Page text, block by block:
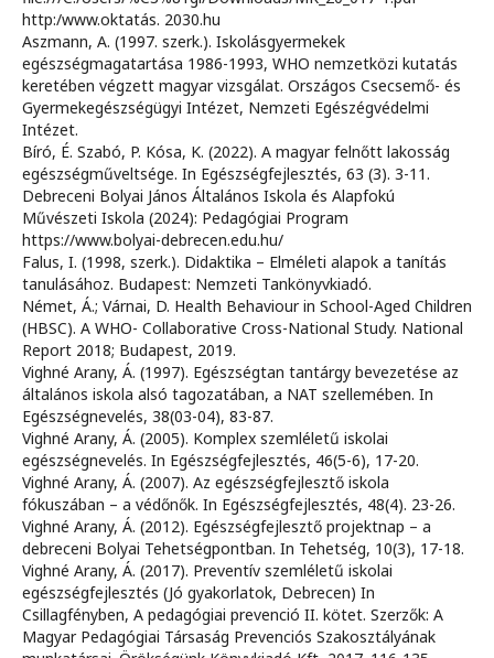
http:/www.oktatás. 2030.hu
Aszmann, A. (1997. szerk.). Iskolásgyermekek
egészségmagatartása 1986-1993, WHO nemzetközi kutatás
keretében végzett magyar vizsgálat. Országos Csecsemő- és
Gyermekegészségügyi Intézet, Nemzeti Egészégvédelmi
Intézet.
Bíró, É. Szabó, P. Kósa, K. (2022). A magyar felnőtt lakosság
egészségműveltsége. In Egészségfejlesztés, 63 (3). 3-11.
Debreceni Bolyai János Általános Iskola és Alapfokú
Művészeti Iskola (2024): Pedagógiai Program
https://www.bolyai-debrecen.edu.hu/
Falus, I. (1998, szerk.). Didaktika – Elméleti alapok a tanítás
tanulásához. Budapest: Nemzeti Tankönyvkiadó.
Német, Á.; Várnai, D. Health Behaviour in School-Aged Children
(HBSC). A WHO- Collaborative Cross-National Study. National
Report 2018; Budapest, 2019.
Vighné Arany, Á. (1997). Egészségtan tantárgy bevezetése az
általános iskola alsó tagozatában, a NAT szellemében. In
Egészségnevelés, 38(03-04), 83-87.
Vighné Arany, Á. (2005). Komplex szemléletű iskolai
egészségnevelés. In Egészségfejlesztés, 46(5-6), 17-20.
Vighné Arany, Á. (2007). Az egészségfejlesztő iskola
fókuszában – a védőnők. In Egészségfejlesztés, 48(4). 23-26.
Vighné Arany, Á. (2012). Egészségfejlesztő projektnap – a
debreceni Bolyai Tehetségpontban. In Tehetség, 10(3), 17-18.
Vighné Arany, Á. (2017). Preventív szemléletű iskolai
egészségfejlesztés (Jó gyakorlatok, Debrecen) In
Csillagfényben, A pedagógiai prevenció II. kötet. Szerzők: A
Magyar Pedagógiai Társaság Prevenciós Szakosztályának